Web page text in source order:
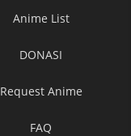
Anime List
DONASI
Request Anime
FAQ